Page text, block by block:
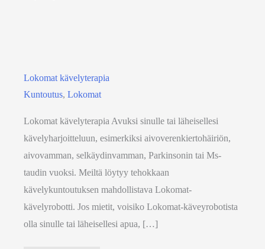
Lokomat kävelyterapia
Kuntoutus, Lokomat
Lokomat kävelyterapia Avuksi sinulle tai läheisellesi
kävelyharjoitteluun, esimerkiksi aivoverenkiertohäiriön,
aivovamman, selkäydinvamman, Parkinsonin tai Ms-
taudin vuoksi. Meiltä löytyy tehokkaan
kävelykuntoutuksen mahdollistava Lokomat-
kävelyrobotti. Jos mietit, voisiko Lokomat-käveyrobotista
olla sinulle tai läheisellesi apua, […]